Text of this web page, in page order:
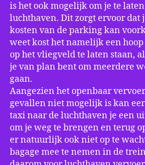
is het ook mogelijk om je te
luchthaven. Dit zorgt ervoor dat
kosten van de parking kan
weet kost het namelijk een
op het vliegveld te laten staan,
je van plan bent om meerdere
gaan.
Aangezien het openbaar
gevallen niet mogelijk is kan
taxi naar de luchthaven je een
om je weg te brengen en terug
er natuurlijk ook niet op te
bagage mee te nemen in de